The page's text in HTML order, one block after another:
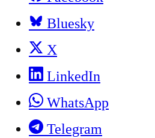
Bluesky
X
LinkedIn
WhatsApp
Telegram